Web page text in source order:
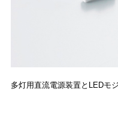
多灯用直流電源装置とLEDモ